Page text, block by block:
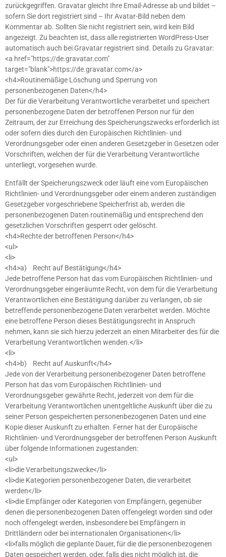
zurückgegriffen. Gravatar gleicht Ihre Email-Adresse ab und bildet –
sofern Sie dort registriert sind – Ihr Avatar-Bild neben dem
Kommentar ab. Sollten Sie nicht registriert sein, wird kein Bild
angezeigt. Zu beachten ist, dass alle registrierten WordPress-User
automatisch auch bei Gravatar registriert sind. Details zu Gravatar:
<a href="https://de.gravatar.com"
target="blank">https://de.gravatar.com</a>
<h4>Routinemäßige Löschung und Sperrung von
personenbezogenen Daten</h4>
Der für die Verarbeitung Verantwortliche verarbeitet und speichert
personenbezogene Daten der betroffenen Person nur für den
Zeitraum, der zur Erreichung des Speicherungszwecks erforderlich ist
oder sofern dies durch den Europäischen Richtlinien- und
Verordnungsgeber oder einen anderen Gesetzgeber in Gesetzen oder
Vorschriften, welchen der für die Verarbeitung Verantwortliche
unterliegt, vorgesehen wurde.
Entfällt der Speicherungszweck oder läuft eine vom Europäischen
Richtlinien- und Verordnungsgeber oder einem anderen zuständigen
Gesetzgeber vorgeschriebene Speicherfrist ab, werden die
personenbezogenen Daten routinemäßig und entsprechend den
gesetzlichen Vorschriften gesperrt oder gelöscht.
<h4>Rechte der betroffenen Person</h4>
<ul>
<li>
<h4>a) Recht auf Bestätigung</h4>
Jede betroffene Person hat das vom Europäischen Richtlinien- und
Verordnungsgeber eingeräumte Recht, von dem für die Verarbeitung
Verantwortlichen eine Bestätigung darüber zu verlangen, ob sie
betreffende personenbezogene Daten verarbeitet werden. Möchte
eine betroffene Person dieses Bestätigungsrecht in Anspruch
nehmen, kann sie sich hierzu jederzeit an einen Mitarbeiter des für die
Verarbeitung Verantwortlichen wenden.</li>
<li>
<h4>b) Recht auf Auskunft</h4>
Jede von der Verarbeitung personenbezogener Daten betroffene
Person hat das vom Europäischen Richtlinien- und
Verordnungsgeber gewährte Recht, jederzeit von dem für die
Verarbeitung Verantwortlichen unentgeltliche Auskunft über die zu
seiner Person gespeicherten personenbezogenen Daten und eine
Kopie dieser Auskunft zu erhalten. Ferner hat der Europäische
Richtlinien- und Verordnungsgeber der betroffenen Person Auskunft
über folgende Informationen zugestanden:
<ul>
<li>die Verarbeitungszwecke</li>
<li>die Kategorien personenbezogener Daten, die verarbeitet
werden</li>
<li>die Empfänger oder Kategorien von Empfängern, gegenüber
denen die personenbezogenen Daten offengelegt worden sind oder
noch offengelegt werden, insbesondere bei Empfängern in
Drittländern oder bei internationalen Organisationen</li>
<li>falls möglich die geplante Dauer, für die die personenbezogenen
Daten gespeichert werden, oder, falls dies nicht möglich ist, die